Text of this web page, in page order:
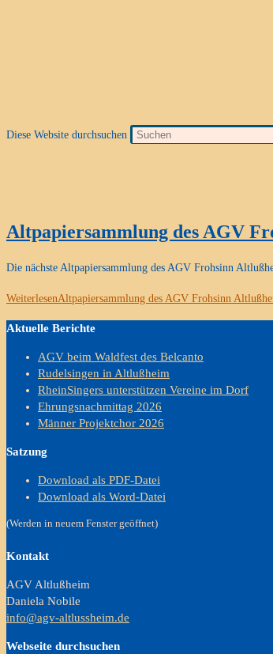
Diese Website durchsuchen
Altpapiersammlung des AGV
Die nächste Altpapiersammlung des AGV Frohsinn
WeiterlesenAltpapiersammlung des AGV Frohsinn
Aktuelle Berichte
AGV beim Waldfest des Belcanto
Rudelsingen in Altlußheim
RheinSingers unterstützen Vereine im Dorf
Ehrungsnachmittag 2026
Männer Projektchor 2026
Satzung
Download als PDF-Datei
Download als Word-Datei
(Werden in neuem Fenster geöffnet)
Kontakt
AGV Altlußheim
Daniela Nobile
info@agv-altlussheim.de
Webseite durchsuchen